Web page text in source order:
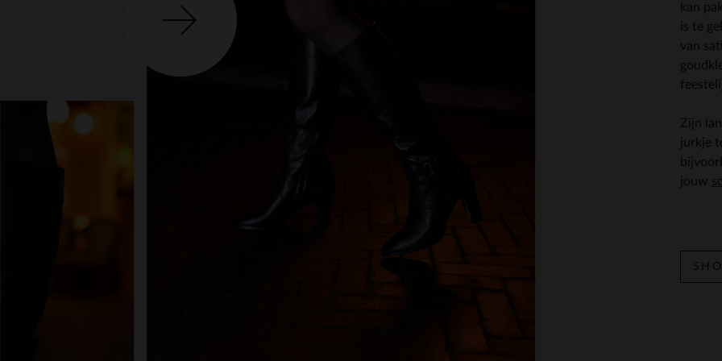
kan
is te
van
Zijn
jurkje
jouw